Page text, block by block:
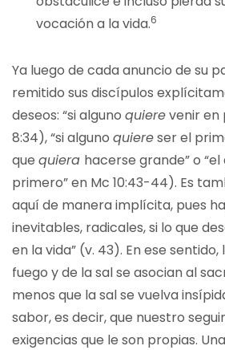
vocación a la vida.6
Ya luego de cada anuncio de su
remitido sus discípulos
deseos: “si alguno quierevenir en
8:34), “si alguno quiereser el
que quiera hacerse grande” o “el
primero” en Mc 10:43-44). Es
aquí de manera implícita, pues
inevitables, radicales, si lo que
en la vida” (v. 43). En ese
fuego y de la sal se asocian al
menos que la sal se vuelva
sabor, es decir, que nuestro
exigencias que le son propias.